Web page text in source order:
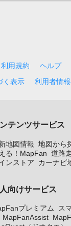
利用規約 ヘルプ
く表示 利用者情
テンツサービス
地図情報 地図から
る！MapFan 道路
ンストア
カーナビ
向けサービス
プレミアム
ス
MapFanAssist